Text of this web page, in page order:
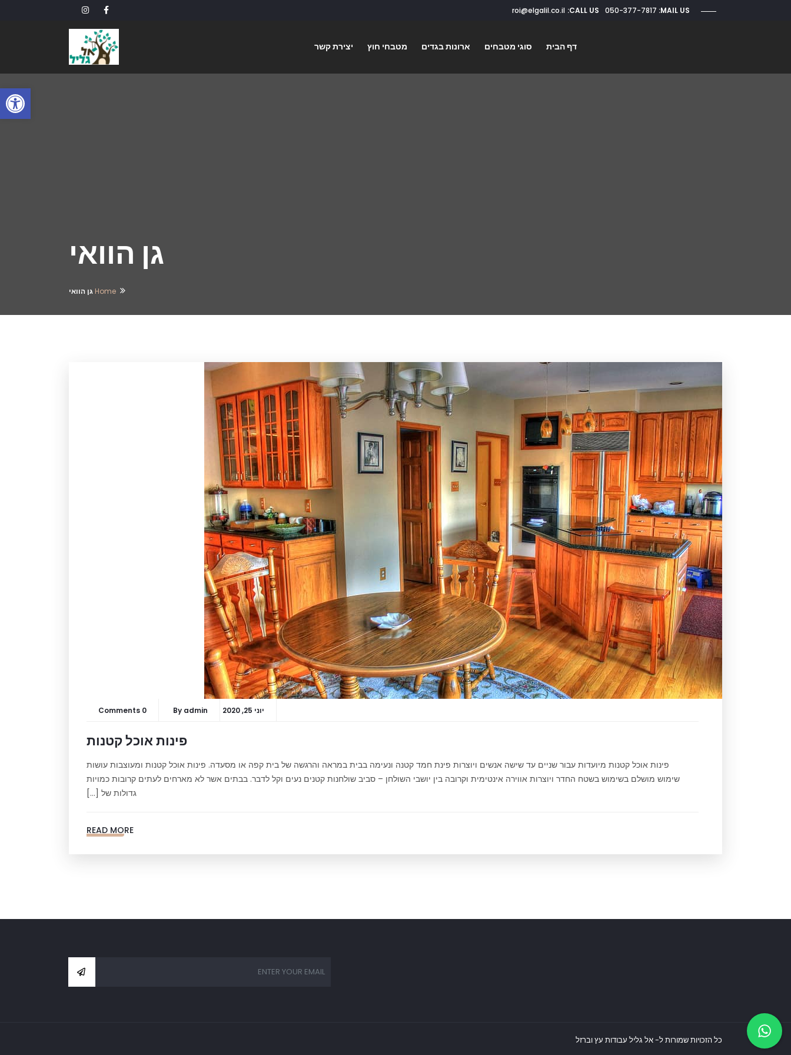
MAIL US:
CALL US: 050-377-7817
דף הבית סוגי מטבחים ארונות בגדים מטבחי חוץ יצירת קשר
גן הוואי
Home גן הוואי
יוני 25, 2020 By admin
0 Comments
פינות אוכל קטנות
פינות אוכל קטנות מיועדות עבור שניים עד שישה אנשים ויוצרות פינת חמד קטנה ונעימה בבית במראה והרגשה של בית קפה או מסעדה. פינות אוכל קטנות ומעוצבות עושות
שימוש מושלם בשימוש בשטח החדר ויוצרות אווירה אינטימית וקרובה בין יושבי השולחן – סביב שולחנות קטנים נעים וקל לדבר. בבתים אשר לא מארחים לעתים קרובות כמויות
גדולות של […]
READ MORE
כל הזכויות שמורות ל- אל גליל עבודות עץ וברזל